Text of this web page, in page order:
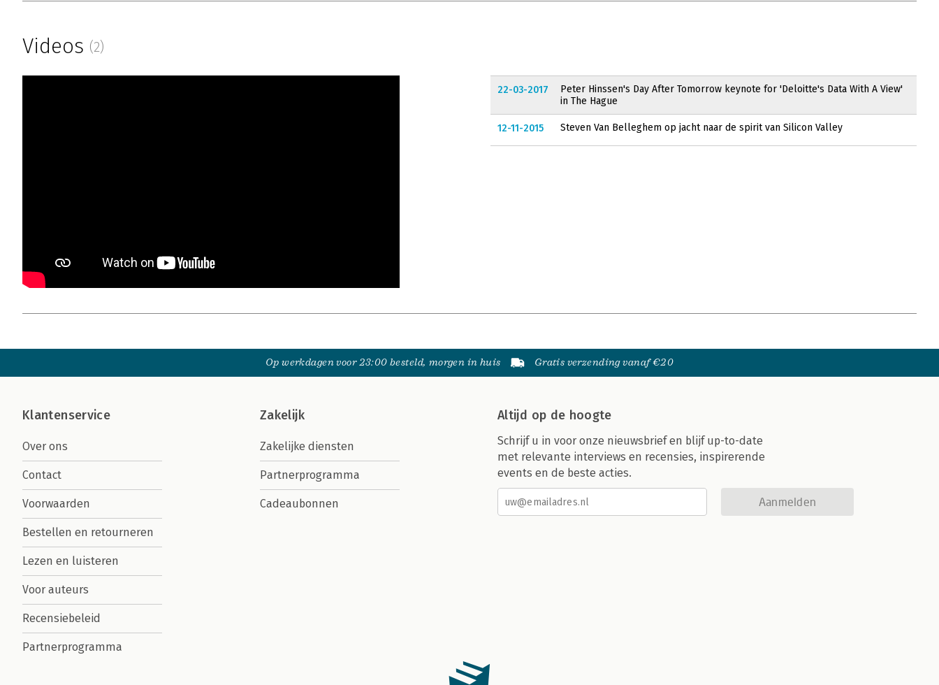
Videos (2)
22-03-2017
Peter Hinssen's Day After Tomorrow keynote for 'Deloitte's Data With A View'
in The Hague
12-11-2015 Steven Van Belleghem op jacht naar de spirit van Silicon Valley
Op werkdagen voor 23:00 besteld, morgen in huis Gratis verzending vanaf €20
Klantenservice
Over ons
Contact
Voorwaarden
Bestellen en retourneren
Lezen en luisteren
Voor auteurs
Recensiebeleid
Partnerprogramma
Zakelijk
Zakelijke diensten
Partnerprogramma
Cadeaubonnen
Altijd op de hoogte
Schrijf u in voor onze nieuwsbrief en blijf up-to-date
met relevante interviews en recensies, inspirerende
events en de beste acties.
Aanmelden